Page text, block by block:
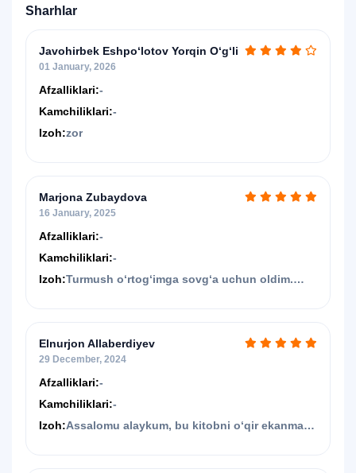
Sharhlar
Javohirbek Eshpo‘lotov Yorqin O‘g‘li
01 January, 2026
Afzalliklari:-
Kamchiliklari:-
Izoh:zor
Marjona Zubaydova
16 January, 2025
Afzalliklari:-
Kamchiliklari:-
Izoh:Turmush o‘rtog‘imga sovg‘a uchun oldim.
Elnurjon Allaberdiyev
29 December, 2024
Afzalliklari:-
Kamchiliklari:-
Izoh:Assalomu alaykum, bu kitobni o‘qir ekanman